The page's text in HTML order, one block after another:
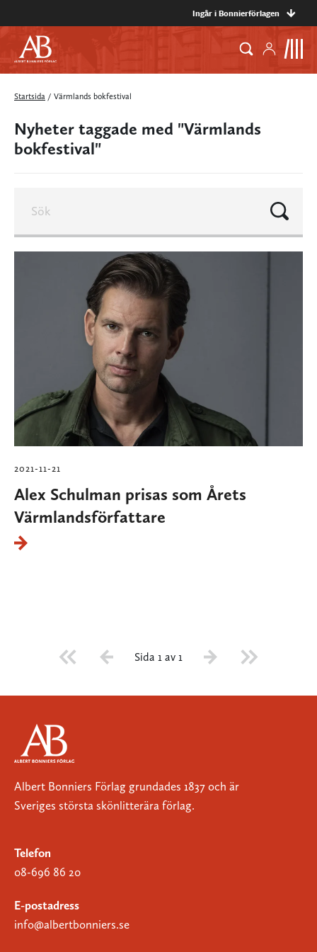
Ingår i Bonnierförlagen
Startsida / Värmlands bokfestival
Nyheter taggade med "Värmlands
bokfestival"
2021-11-21
Alex Schulman prisas som Årets
Värmlandsförfattare
Sida 1 av 1
Albert Bonniers Förlag grundades 1837 och är
Sveriges största skönlitterära förlag.
Telefon
08-696 86 20
E-postadress
info@albertbonniers.se